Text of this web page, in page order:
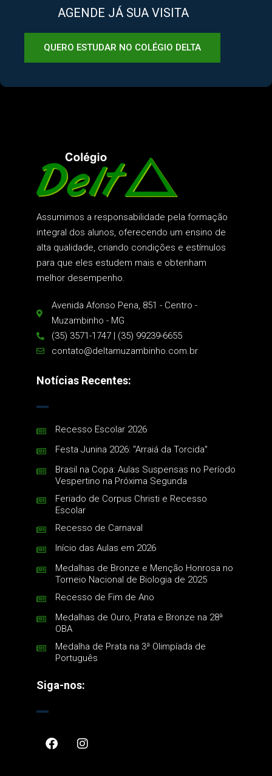
AGENDE JÁ SUA VISITA
QUERO ESTUDAR NO COLÉGIO DELTA
Assumimos a responsabilidade pela formação
integral dos alunos, oferecendo um ensino de
alta qualidade, criando condições e estímulos
para que eles estudem mais e obtenham
melhor desempenho.
Avenida Afonso Pena, 851 - Centro -
Muzambinho - MG
(35) 3571-1747 | (35) 99239-6655
contato@deltamuzambinho.com.br
Notícias Recentes:
Recesso Escolar 2026
Festa Junina 2026: "Arraiá da Torcida"
Brasil na Copa: Aulas Suspensas no Período
Vespertino na Próxima Segunda
Feriado de Corpus Christi e Recesso
Escolar
Recesso de Carnaval
Início das Aulas em 2026
Medalhas de Bronze e Menção Honrosa no
Torneio Nacional de Biologia de 2025
Recesso de Fim de Ano
Medalhas de Ouro, Prata e Bronze na 28ª
OBA
Medalha de Prata na 3ª Olimpíada de
Português
Siga-nos: